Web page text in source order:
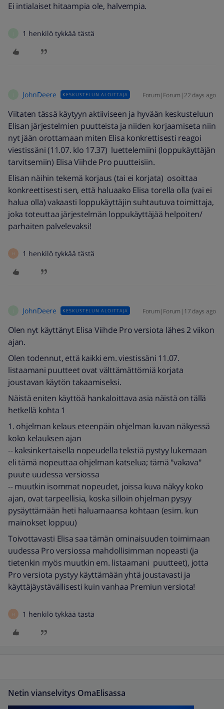
Ei intialaiset hitaampia ole, halvempia.
1 henkilö tykkää tästä
JohnDeere KESKUSTELUN ALOITTAJA Forum|Forum|22 days ago
Viitaten tässä käytyyn aktiiviseen ja hyvään keskusteluun
Elisan järjestelmien puutteista ja niiden korjaamiseta niin
nyt jään orottamaan miten Elisa konkrettisesti reagoi
viestissäni (11.07. klo 17.37) luettelemiini (loppukäyttäjän
tarvitsemiin) Elisa Viihde Pro puutteisiin.
Elisan näihin tekemä korjaus (tai ei korjata) osoittaa
konkreettisesti sen, että haluaako Elisa torella olla (vai ei
halua olla) vakaasti loppukäyttäjin suhtautuva toimittaja,
joka toteuttaa järjestelmän loppukäyttäjää helpoiten/
parhaiten palvelevaksi!
H 1 henkilö tykkää tästä
JohnDeere KESKUSTELUN ALOITTAJA Forum|Forum|17 days ago
Olen nyt käyttänyt Elisa Viihde Pro versiota lähes 2 viikon
ajan.
Olen todennut, että kaikki em. viestissäni 11.07.
listaamani puutteet ovat välttämättömiä korjata
joustavan käytön takaamiseksi.
Näistä eniten käyttöä hankaloittava asia näistä on tällä
hetkellä kohta 1
1. ohjelman kelaus eteenpäin ohjelman kuvan näkyessä
koko kelauksen ajan
-- kaksinkertaisella nopeudella tekstiä pystyy lukemaan
eli tämä nopeuttaa ohjelman katselua; tämä "vakava"
puute uudessa versiossa
-- muutkin isommat nopeudet, joissa kuva näkyy koko
ajan, ovat tarpeellisia, koska silloin ohjelman pysyy
pysäyttämään heti haluamaansa kohtaan (esim. kun
mainokset loppuu)
Toivottavasti Elisa saa tämän ominaisuuden toimimaan
uudessa Pro versiossa mahdollisimman nopeasti (ja
tietenkin myös muutkin em. listaamani puutteet), jotta
Pro versiota pystyy käyttämään yhtä joustavasti ja
käyttäjäystävällisesti kuin vanhaa Premiun versiota!
H 1 henkilö tykkää tästä
Netin vianselvitys OmaElisassa